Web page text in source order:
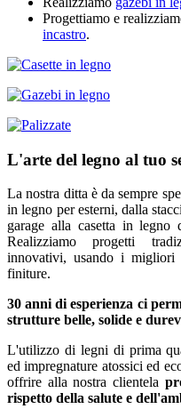
Progettiamo e
incastro.
L'arte del legno al tuo
La nostra ditta è da sempre
in legno per esterni, dalla
garage alla casetta in legno
Realizziamo progetti
innovativi, usando i
finiture.
30 anni di esperienza ci
strutture belle, solide e
L'utilizzo di legni di prima
ed impregnature atossici ed
offrire alla nostra clientela
rispetto della salute e